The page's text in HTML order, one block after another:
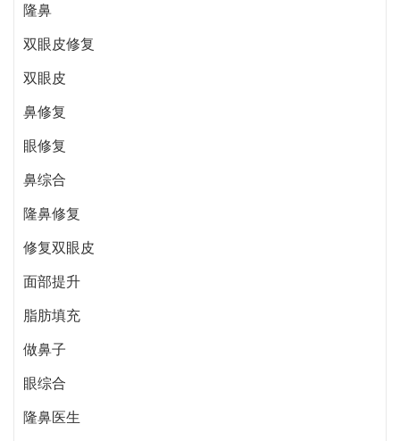
隆鼻
双眼皮修复
双眼皮
鼻修复
眼修复
鼻综合
隆鼻修复
修复双眼皮
面部提升
脂肪填充
做鼻子
眼综合
隆鼻医生